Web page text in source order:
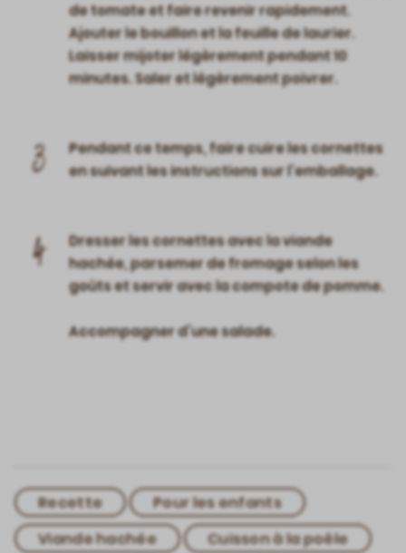
de tomate et faire revenir rapidement.
Ajouter le bouillon et la feuille de laurier.
Laisser mijoter légèrement pendant 10
minutes. Saler et légèrement poivrer.
3
Pendant ce temps, faire cuire les cornettes
en suivant les instructions sur l’emballage.
4
Dresser les cornettes avec la viande
hachée, parsemer de fromage selon les
goûts et servir avec la compote de pomme.
Accompagner d’une salade.
Recette
Pour les enfants
Viande hachée
Cuisson à la poêle